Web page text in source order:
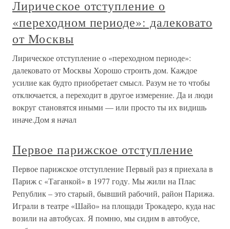
Лирическое отступление о
«переходном периоде»: далековато
от Москвы
Лирическое отступление о «переходном периоде»:
далековато от Москвы Хорошо строить дом. Каждое
усилие как будто приобретает смысл. Разум не то чтобы
отключается, а переходит в другое измерение. Да и люди
вокруг становятся иными — или просто ты их видишь
иначе.Дом я начал
Первое парижское отступление
Первое парижское отступление Первый раз я приехала в
Париж с «Таганкой» в 1977 году. Мы жили на Плас
Републик – это старый, бывший рабочий, район Парижа.
Играли в театре «Шайо» на площади Трокадеро, куда нас
возили на автобусах. Я помню, мы сидим в автобусе,